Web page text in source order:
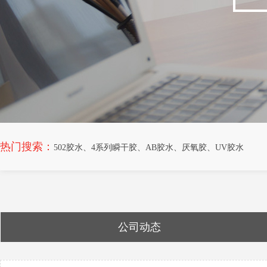
热门搜索： 502胶水、 4系列瞬干胶、 AB胶水、 厌氧胶、 UV胶水
公司动态